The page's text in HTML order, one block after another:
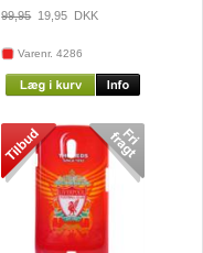
99,95 19,95 DKK
Varenr. 4286